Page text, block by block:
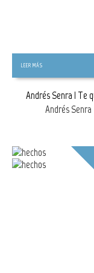
LEER MÁS
Andrés Senra | Te
Andrés Senra